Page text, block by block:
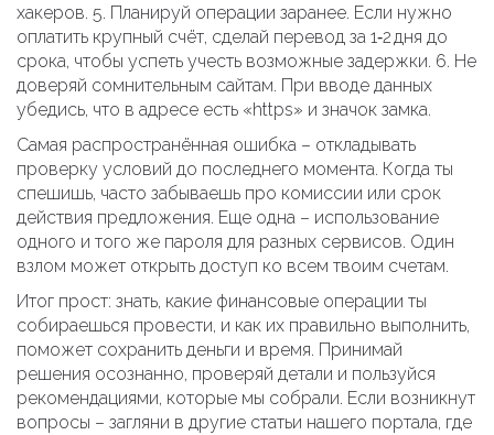
хакеров. 5. Планируй операции заранее. Если нужно
оплатить крупный счёт, сделай перевод за 1‑2 дня до
срока, чтобы успеть учесть возможные задержки. 6. Не
доверяй сомнительным сайтам. При вводе данных
убедись, что в адресе есть «https» и значок замка.
Самая распространённая ошибка – откладывать
проверку условий до последнего момента. Когда ты
спешишь, часто забываешь про комиссии или срок
действия предложения. Еще одна – использование
одного и того же пароля для разных сервисов. Один
взлом может открыть доступ ко всем твоим счетам.
Итог прост: знать, какие финансовые операции ты
собираешься провести, и как их правильно выполнить,
поможет сохранить деньги и время. Принимай
решения осознанно, проверяй детали и пользуйся
рекомендациями, которые мы собрали. Если возникнут
вопросы – загляни в другие статьи нашего портала, где